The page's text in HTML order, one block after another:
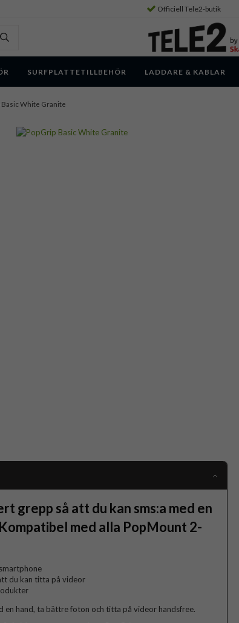
Officiell Tele2-butik
SURFPLATTETILLBEHÖR LADDARE & KABLAR
Basic White Granite
grepp så att du kan sms:a med en
med alla PopMount 2-
du kan titta på videor
en hand, ta bättre foton och titta på videor handsfree.